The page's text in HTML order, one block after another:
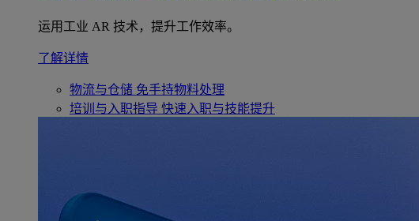
运用工业 AR 技术，提升工作效率。
了解详情
物流与仓储 免手持物料处理
培训与入职指导 快速入职与技能提升